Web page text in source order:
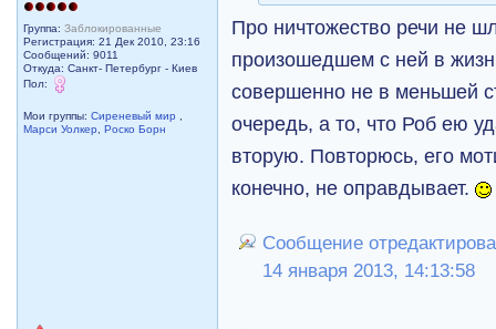
Группа:Заблокированные
Регистрация: 21 Дек 2010, 23:16
Сообщений: 9011
Откуда: Санкт- Петербург - Киев
Пол:
Мои группы:Сиреневый мир
Марси Уолкер
,Роско Борн
Про ничтожество речи не
произошедшем с ней в
совершенно не в меньшей
очередь, а то, что Роб ею
вторую. Повторюсь, его
конечно, не оправдывает.
Сообщение
14 января 2013, 14:13:58